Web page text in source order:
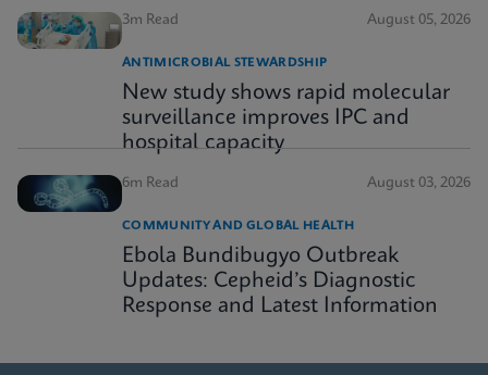
3m Read August 05, 2026
ANTIMICROBIAL STEWARDSHIP
New study shows rapid molecular
surveillance improves IPC and
hospital capacity
6m Read August 03, 2026
COMMUNITY AND GLOBAL HEALTH
Ebola Bundibugyo Outbreak
Updates: Cepheid’s Diagnostic
Response and Latest Information